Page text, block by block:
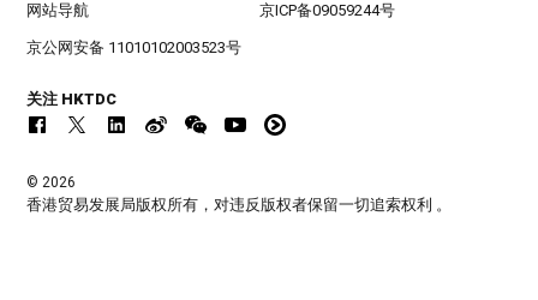
网站导航 京ICP备09059244号
京公网安备 11010102003523号
关注 HKTDC
© 2026
香港贸易发展局版权所有，对违反版权者保留一切追索权利 。